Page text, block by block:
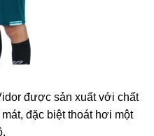
được sản xuất với chất
đặc biệt thoát hơi một